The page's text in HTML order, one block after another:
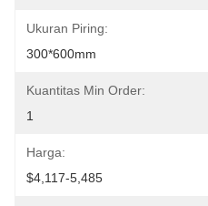
Ukuran Piring:
300*600mm
Kuantitas Min Order:
1
Harga:
$4,117-5,485